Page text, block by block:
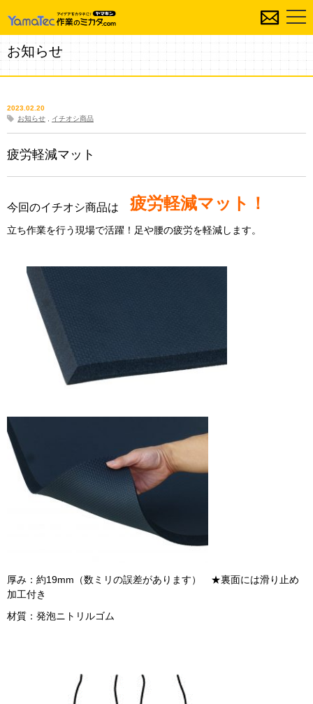
お知らせ
2023.02.20
お知らせ
イチオシ商品
疲労軽減マット
今回のイチオシ商品は 疲労軽減マット ！
立ち作業を行う現場で活躍！足や腰の疲労を軽減します。
厚み：約19mm（数ミリの誤差があります） ★裏面には滑り止め
加工付き
材質：発泡ニトリルゴム